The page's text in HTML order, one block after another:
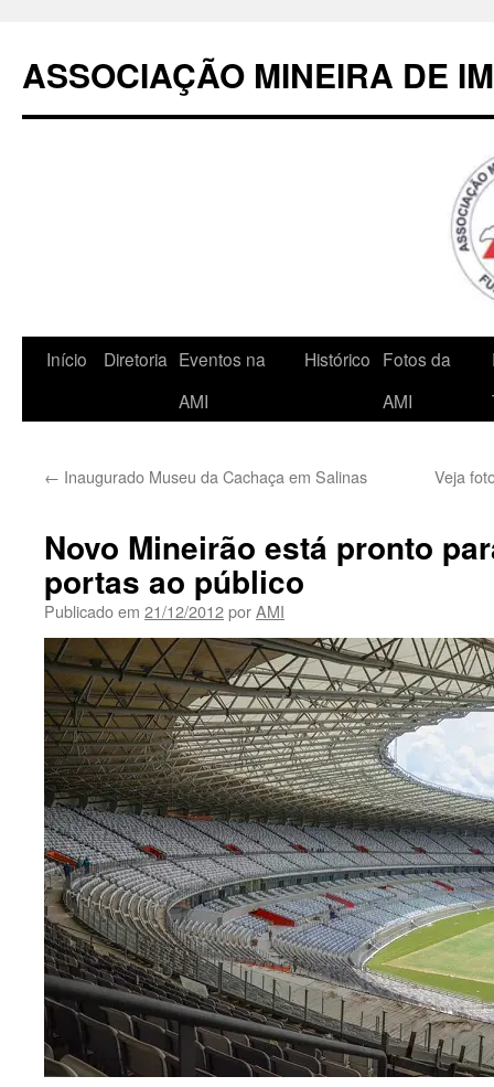
conteúdo
ASSOCIAÇÃO MINEIRA DE
Início Diretoria Eventos na
AMI
Histórico Fotos da
AMI
← Inaugurado Museu da Cachaça em Salinas Veja
Novo Mineirão está pronto
portas ao público
Publicado em 21/12/2012porAMI